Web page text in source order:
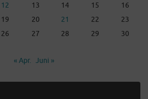
12 13 14 15
16
19 20 21 22
23
26 27 28 29
30
« Apr. Juni »